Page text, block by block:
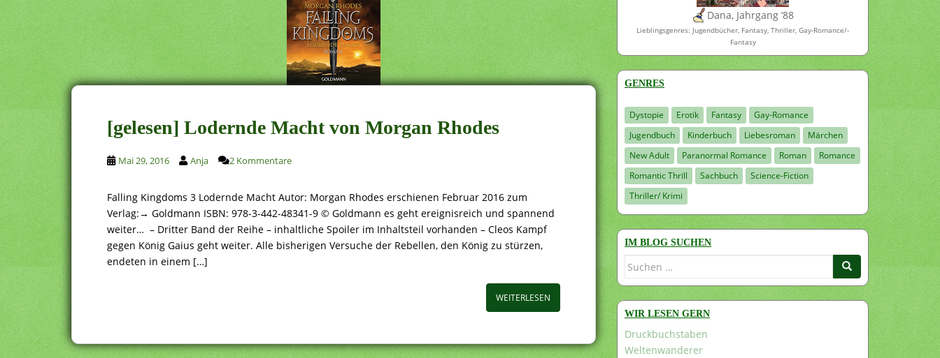
[gelesen] Lodernde Macht von Morgan Rhodes
Mai 29, 2016 Anja 2 Kommentare
Falling Kingdoms 3 Lodernde Macht Autor: Morgan Rhodes erschienen Februar 2016 zum
Verlag:→ Goldmann ISBN: 978-3-442-48341-9 © Goldmann es geht ereignisreich und spannend
weiter… – Dritter Band der Reihe – inhaltliche Spoiler im Inhaltsteil vorhanden – Cleos Kampf
gegen König Gaius geht weiter. Alle bisherigen Versuche der Rebellen, den König zu stürzen,
endeten in einem […]
WEITERLESEN
Dana, Jahrgang ’88
Lieblingsgenres: Jugendbücher, Fantasy, Thriller, Gay-Romance/-
Fantasy
GENRES
Dystopie Erotik Fantasy
Gay-Romance
Jugendbuch
Kinderbuch Liebesroman
Märchen
New Adult
Paranormal Romance Roman
Romance
Romantic Thrill
Sachbuch
Science-Fiction
Thriller/ Krimi
IM BLOG SUCHEN
Suchen
WIR LESEN GERN
Druckbuchstaben
Weltenwanderer